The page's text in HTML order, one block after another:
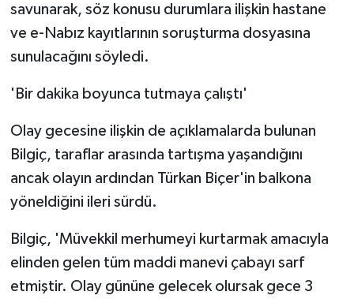
savunarak, söz konusu durumlara ilişkin hastane
ve e-Nabız kayıtlarının soruşturma dosyasına
sunulacağını söyledi.
'Bir dakika boyunca tutmaya çalıştı'
Olay gecesine ilişkin de açıklamalarda bulunan
Bilgiç, taraflar arasında tartışma yaşandığını
ancak olayın ardından Türkan Biçer'in balkona
yöneldiğini ileri sürdü.
Bilgiç, 'Müvekkil merhumeyi kurtarmak amacıyla
elinden gelen tüm maddi manevi çabayı sarf
etmiştir. Olay gününe gelecek olursak gece 3